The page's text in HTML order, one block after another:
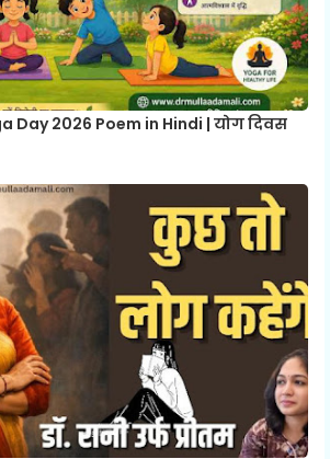
Day 2026 Poem in Hindi | योग दिवस